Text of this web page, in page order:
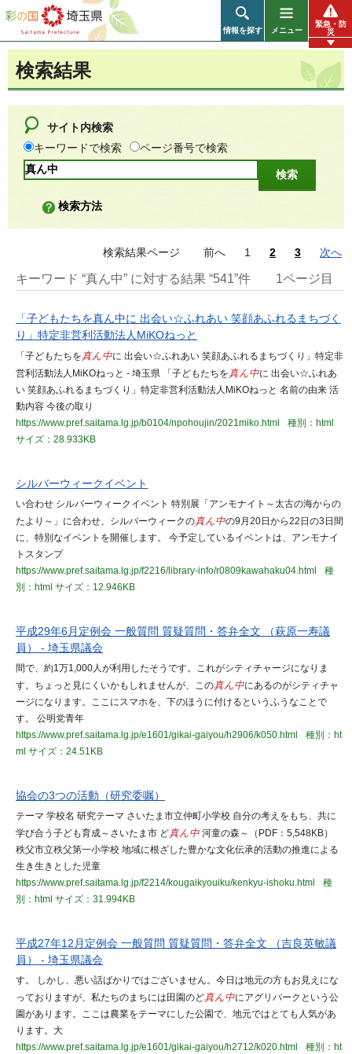
彩の国 埼玉県
情報を探す メニュー
緊急・防
災
検索結果
サイト内検索
キーワードで検索
ページ番号で検索
検索方法
検索結果ページ 前へ 1 2 3 次へ
キーワード “真ん中” に対する結果 “541”件 1ページ目
「子どもたちを真ん中に 出会い☆ふれあい 笑顔あふれるまちづく
り」特定非営利活動法人MiKOねっと
「子どもたちを真ん中に 出会い☆ふれあい 笑顔あふれるまちづくり」特定非
営利活動法人MiKOねっと - 埼玉県 「子どもたちを真ん中に 出会い☆ふれあ
い 笑顔あふれるまちづくり」特定非営利活動法人MiKOねっと 名前の由来 活
動内容 今後の取り
https://www.pref.saitama.lg.jp/b0104/npohoujin/2021miko.html
種別：html
サイズ：28.933KB
シルバーウィークイベント
い合わせ シルバーウィークイベント 特別展「アンモナイト～太古の海からの
たより～」に合わせ、シルバーウィークの真ん中の9月20日から22日の3日間
に、特別なイベントを開催します。 今予定しているイベントは、アンモナイ
トスタンプ
https://www.pref.saitama.lg.jp/f2216/library-info/r0809kawahaku04.html
種
別：html サイズ：12.946KB
平成29年6月定例会 一般質問 質疑質問・答弁全文 （萩原一寿議
員） - 埼玉県議会
間で、約1万1,000人が利用したそうです。これがシティチャージになりま
す。ちょっと見にくいかもしれませんが、この真ん中にあるのがシティチャ
ージになります。ここにスマホを、下のほうに付けるというふうなことで
す。 公明党青年
https://www.pref.saitama.lg.jp/e1601/gikai-gaiyou/h2906/k050.html
種別：ht
ml サイズ：24.51KB
協会の3つの活動（研究委嘱）
テーマ 学校名 研究テーマ さいたま市立仲町小学校 自分の考えをもち、共に
学び合う子ども育成～さいたま市 ど真ん中 河童の森～（PDF：5,548KB）
秩父市立秩父第一小学校 地域に根ざした豊かな文化伝承的活動の推進による
生き生きとした児童
https://www.pref.saitama.lg.jp/f2214/kougaikyouiku/kenkyu-ishoku.html
種
別：html サイズ：31.994KB
平成27年12月定例会 一般質問 質疑質問・答弁全文 （吉良英敏議
員） - 埼玉県議会
す。 しかし、悪い話ばかりではございません。今日は地元の方もお見えにな
っておりますが、私たちのまちには田園のど真ん中にアグリパークという公
園があります。ここは農業をテーマにした公園で、地元ではとても人気があ
ります。大
https://www.pref.saitama.lg.jp/e1601/gikai-gaiyou/h2712/k020.html
種別：ht